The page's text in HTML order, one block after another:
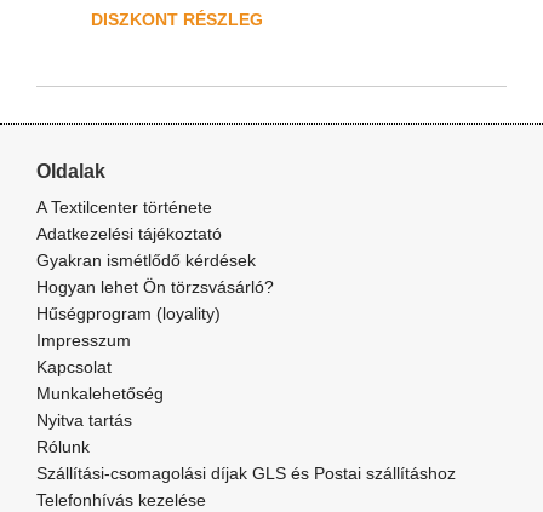
DISZKONT RÉSZLEG
Oldalak
A Textilcenter története
Adatkezelési tájékoztató
Gyakran ismétlődő kérdések
Hogyan lehet Ön törzsvásárló?
Hűségprogram (loyality)
Impresszum
Kapcsolat
Munkalehetőség
Nyitva tartás
Rólunk
Szállítási-csomagolási díjak GLS és Postai szállításhoz
Telefonhívás kezelése